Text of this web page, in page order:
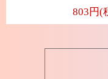
803円(